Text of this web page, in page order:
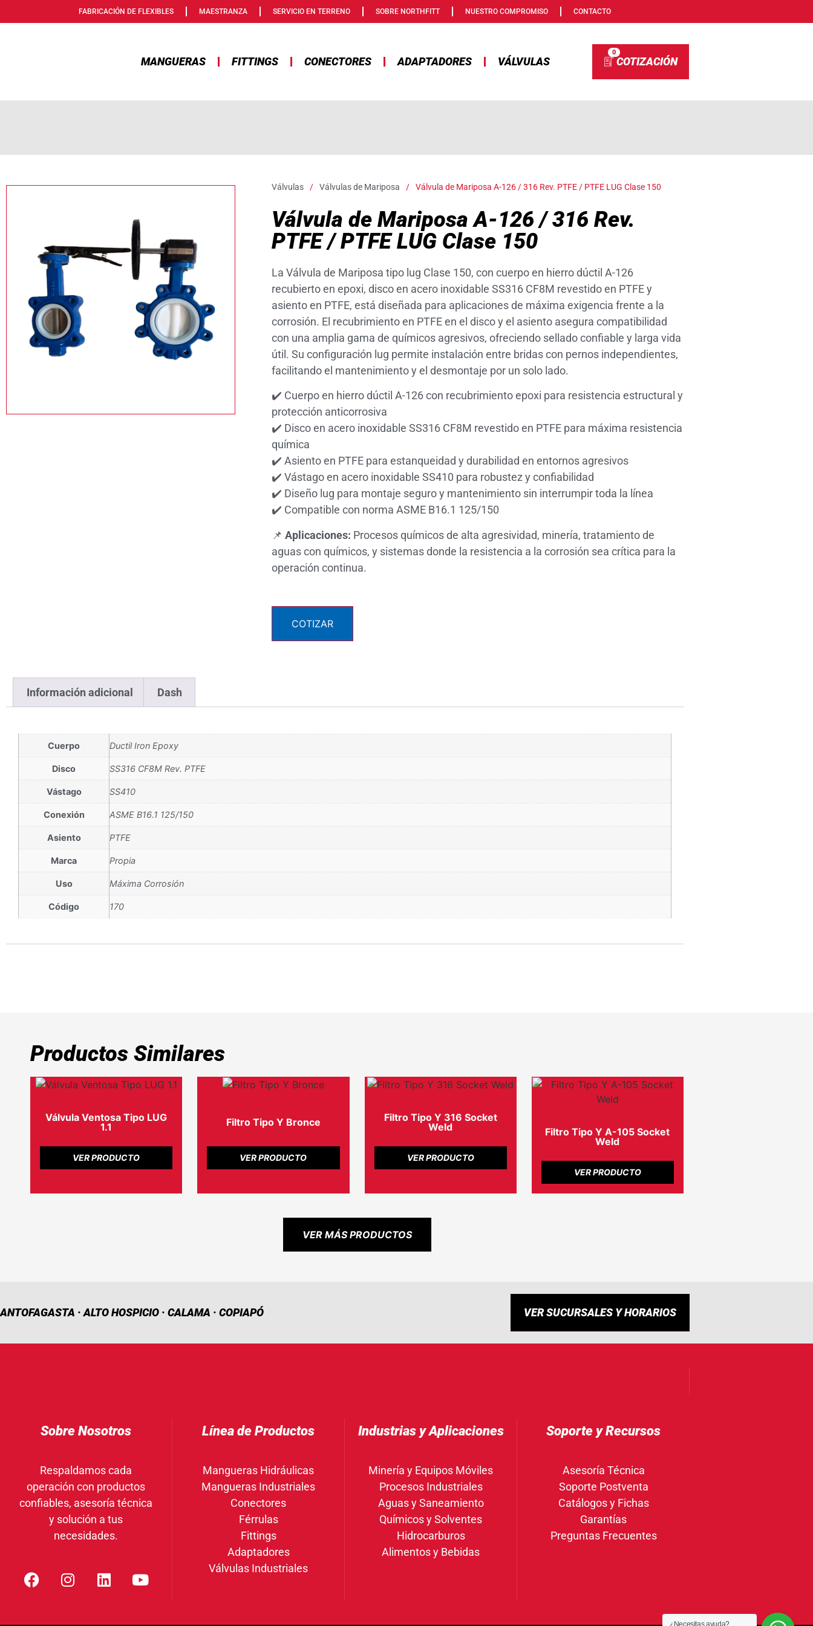
FABRICACIÓN DE FLEXIBLES MAESTRANZA SERVICIO EN TERRENO SOBRE NORTHFITT NUESTRO COMPROMISO CONTACTO
MANGUERAS FITTINGS CONECTORES ADAPTADORES VÁLVULAS
0
Válvulas / Válvulas de Mariposa / Válvula de Mariposa A-126 / 316 Rev. PTFE / PTFE LUG Clase 150
Válvula de Mariposa A-126 / 316 Rev.
PTFE / PTFE LUG Clase 150
La Válvula de Mariposa tipo lug Clase 150, con cuerpo en hierro dúctil A-126
recubierto en epoxi, disco en acero inoxidable SS316 CF8M revestido en PTFE y
asiento en PTFE, está diseñada para aplicaciones de máxima exigencia frente a la
corrosión. El recubrimiento en PTFE en el disco y el asiento asegura compatibilidad
con una amplia gama de químicos agresivos, ofreciendo sellado confiable y larga vida
útil. Su configuración lug permite instalación entre bridas con pernos independientes,
facilitando el mantenimiento y el desmontaje por un solo lado.
✔️ Cuerpo en hierro dúctil A-126 con recubrimiento epoxi para resistencia estructural y
protección anticorrosiva
✔️ Disco en acero inoxidable SS316 CF8M revestido en PTFE para máxima resistencia
química
✔️ Asiento en PTFE para estanqueidad y durabilidad en entornos agresivos
✔️ Vástago en acero inoxidable SS410 para robustez y confiabilidad
✔️ Diseño lug para montaje seguro y mantenimiento sin interrumpir toda la línea
✔️ Compatible con norma ASME B16.1 125/150
📌 Aplicaciones: Procesos químicos de alta agresividad, minería, tratamiento de
aguas con químicos, y sistemas donde la resistencia a la corrosión sea crítica para la
operación continua.
COTIZAR
Información adicional Dash
Cuerpo Ductil Iron Epoxy
Disco SS316 CF8M Rev. PTFE
Vástago SS410
Conexión ASME B16.1 125/150
Asiento PTFE
Marca Propia
Uso Máxima Corrosión
Código 170
Productos Similares
Válvula Ventosa Tipo LUG
1.1
VER PRODUCTO
Filtro Tipo Y Bronce
VER PRODUCTO
Filtro Tipo Y 316 Socket
Weld
VER PRODUCTO
Filtro Tipo Y A-105 Socket
Weld
VER PRODUCTO
VER MÁS PRODUCTOS
ANTOFAGASTA · ALTO HOSPICIO · CALAMA · COPIAPÓ VER SUCURSALES Y HORARIOS
Sobre Nosotros
Respaldamos cada
operación con productos
confiables, asesoría técnica
y solución a tus
necesidades.
Línea de Productos
Mangueras Hidráulicas
Mangueras Industriales
Conectores
Férrulas
Fittings
Adaptadores
Válvulas Industriales
Industrias y Aplicaciones
Minería y Equipos Móviles
Procesos Industriales
Aguas y Saneamiento
Químicos y Solventes
Hidrocarburos
Alimentos y Bebidas
Soporte y Recursos
Asesoría Técnica
Soporte Postventa
Catálogos y Fichas
Garantías
Preguntas Frecuentes
¿Necesitas ayuda?